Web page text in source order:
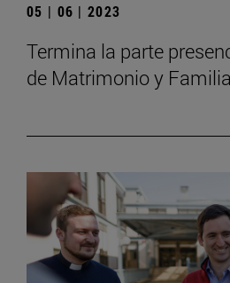
05 | 06 | 2023
Termina la parte
de Matrimonio y